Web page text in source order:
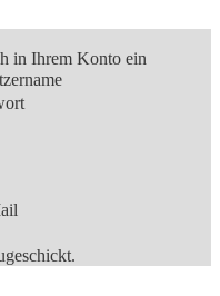
in Ihrem Konto ein